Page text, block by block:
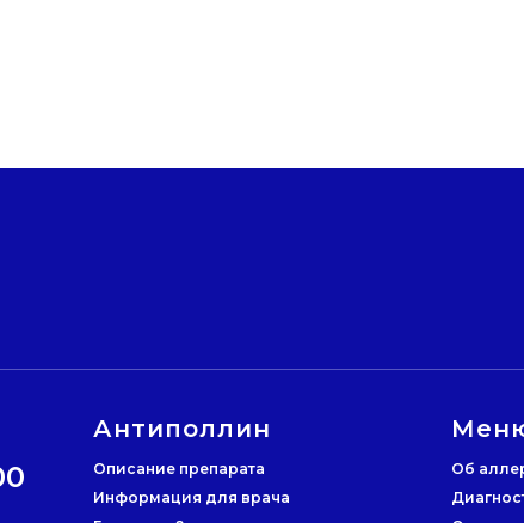
Антиполлин
Описание препарата
Информация для врача
Об